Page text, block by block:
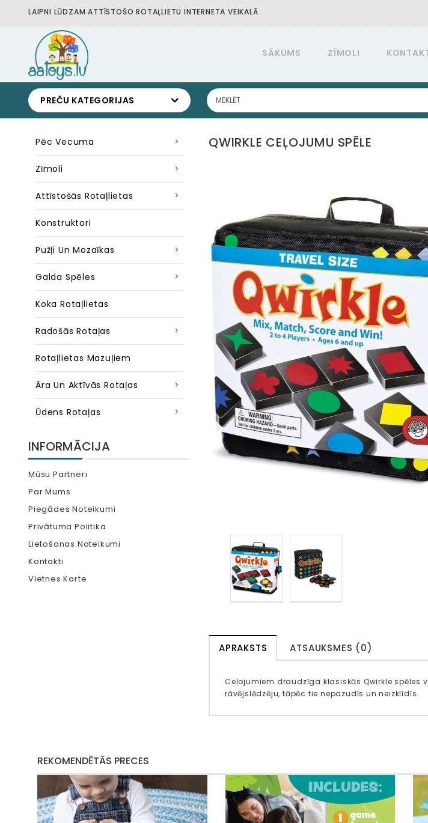
LAIPNI LŪDZAM ATTĪSTOŠO ROTAĻLIETU INTERNETA VEIKALĀ
SĀKUMS ZĪMOLI
PREČU KATEGORIJAS
Pēc Vecuma
Zīmoli
Attīstošās Rotaļlietas
Konstruktori
Pužļi Un Mozaīkas
Galda Spēles
Koka Rotaļlietas
Radošās Rotaļas
Rotaļlietas Mazuļiem
Āra Un Aktīvās Rotaļas
Ūdens Rotaļas
INFORMĀCIJA
Mūsu Partneri
Par Mums
Piegādes Noteikumi
Privātuma Politika
Lietošanas Noteikumi
Kontakti
Vietnes Karte
QWIRKLE CEĻOJUMU SPĒLE
APRAKSTS ATSAUKSMES (0)
Ceļojumiem draudzīga klasiskās Qwirkle
rāvējslēdzēju, tāpēc tie nepazudīs un neizklīdīs.
REKOMENDĒTĀS PRECES